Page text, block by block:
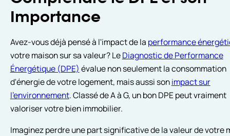
Importance
Avez-vous déjà pensé à l'impact de la performance
votre maison sur sa valeur? LeDiagnostic de Performance
Énergétique (DPE) évalue non seulement la consommation
d'énergie de votre logement, mais aussi sonimpact sur
l'environnement. Classé de A à G, un bon DPE peut vraiment
valoriser votre bien immobilier.
Imaginez perdre une part significative de la valeur de votre